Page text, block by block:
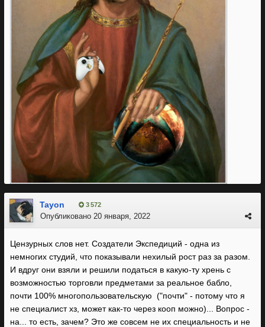
Tayon 3 572
Опубликовано 20 января, 2022
Цензурных слов нет. Создатели Экспедиций - одна из
немногих студий, что показывали нехилый рост раз за разом.
И вдруг они взяли и решили податься в какую-ту хрень с
возможностью торговли предметами за реальное бабло,
почти 100% многопользовательскую ("почти" - потому что я
не специалист хз, может как-то через кооп можно)... Вопрос -
на... то есть, зачем? Это же совсем не их специальность и не